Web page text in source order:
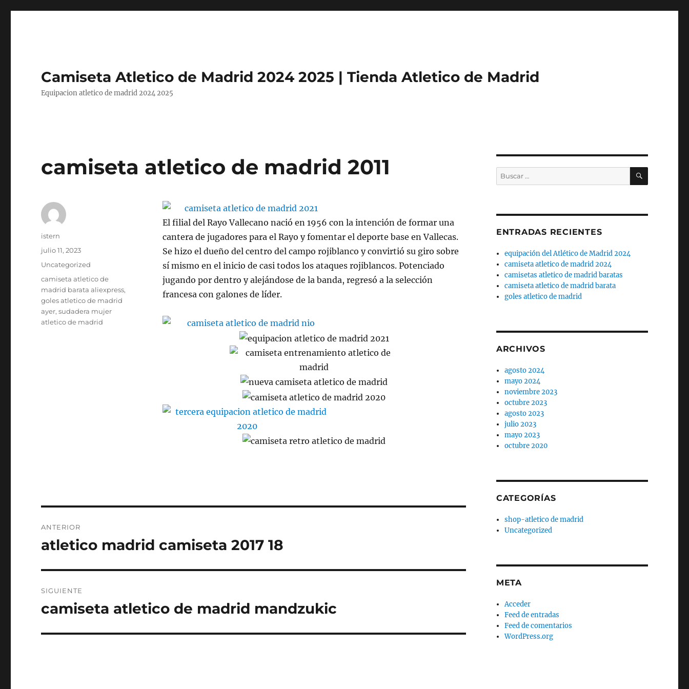
Camiseta Atletico de Madrid 2024 2025 | Tienda Atletico de Madrid
Equipacion atletico de madrid 2024 2025
camiseta atletico de madrid 2011
El filial del Rayo Vallecano nació en 1956 con la intención de formar una
cantera de jugadores para el Rayo y fomentar el deporte base en Vallecas.
Se hizo el dueño del centro del campo rojiblanco y convirtió su giro sobre
sí mismo en el inicio de casi todos los ataques rojiblancos. Potenciado
jugando por dentro y alejándose de la banda, regresó a la selección
francesa con galones de líder.
Autor
istern
Publicado
julio 11, 2023
Categorías
Uncategorized
Etiquetas
camiseta atletico de
madrid barata aliexpress,
goles atletico de madrid
ayer,sudadera mujer
atletico de madrid
de
ANTERIOR
Entrada
atletico madrid camiseta 2017 18
SIGUIENTE
Entrada
camiseta atletico de madrid mandzukic
Buscar
por:
BUSCAR
ENTRADAS RECIENTES
equipación del Atlético de Madrid 2024
camiseta atletico de madrid 2024
camisetas atletico de madrid baratas
camiseta atletico de madrid barata
goles atletico de madrid
ARCHIVOS
agosto 2024
mayo 2024
noviembre 2023
octubre 2023
agosto 2023
julio 2023
mayo 2023
octubre 2020
CATEGORÍAS
shop-atletico de madrid
Uncategorized
META
Acceder
Feed de entradas
Feed de comentarios
WordPress.org